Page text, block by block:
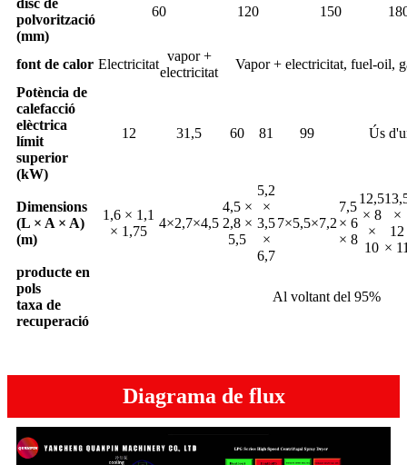
polvorització
(mm)
60 120 150
font de calor Electricitat
vapor +
electricitat
Vapor + electricitat, fuel-oil,
Potència de
calefacció
elèctrica
límit
superior
(kW)
12 31,5 60 81 99 Ús
Dimensions
(L × A × A)
(m)
1,6 × 1,1
× 1,75
4×2,7×4,5
4,5 ×
2,8 ×
5,5
5,2
×
3,5
×
6,7
7×5,5×7,2
7,5
× 6
× 8
12,5
× 8
×
10
×
12
×
producte en
pols
taxa de
recuperació
Al voltant del 95%
Diagrama de flux